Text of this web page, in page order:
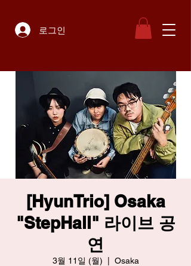
로그인
[HyunTrio] Osaka
"StepHall" 라이브 공
연
3월 11일 (월) Osaka